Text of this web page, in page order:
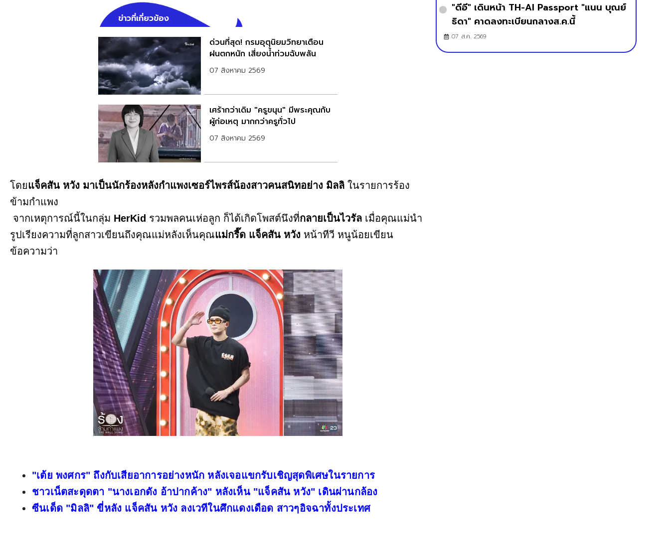
ข่าวที่เกี่ยวข้อง
ด่วนที่สุด! กรมอุตุนิยมวิทยาเตือน
ฝนตกหนัก เสี่ยงน้ำท่วมฉับพลัน
07 สิงหาคม 2569
เศร้ากว่าเดิม "ครูขนุน" มีพระคุณกับ
ผู้ก่อเหตุ มากกว่าครูทั่วไป
07 สิงหาคม 2569
โดยแจ็คสัน หวัง มาเป็นนักร้องหลังกำแพงเซอร์ไพรส์น้องสาวคนสนิทอย่าง มิลลิ ในรายการร้อง
ข้ามกำแพง
จากเหตุการณ์นี้ในกลุ่ม HerKid รวมพลคนเห่อลูก ก็ได้เกิดโพสต์นึงที่กลายเป็นไวรัล เมื่อคุณแม่นำ
รูปเรียงความที่ลูกสาวเขียนถึงคุณแม่หลังเห็นคุณแม่กรี๊ด แจ็คสัน หวัง หน้าทีวี หนูน้อยเขียน
ข้อความว่า
"เต้ย พงศกร" ถึงกับเสียอาการอย่างหนัก หลังเจอแขกรับเชิญสุดพิเศษในรายการ
ชาวเน็ตสะดุดตา "นางเอกดัง อ้าปากค้าง" หลังเห็น "แจ็คสัน หวัง" เดินผ่านกล้อง
ซีนเด็ด "มิลลิ" ขี่หลัง แจ็คสัน หวัง ลงเวทีในศึกแดงเดือด สาวๆอิจฉาทั้งประเทศ
"ดีอี" เดินหน้า TH-AI Passport "แนน บุณย์
ธิดา" คาดลงทะเบียนกลางส.ค.นี้
07 ส.ค. 2569